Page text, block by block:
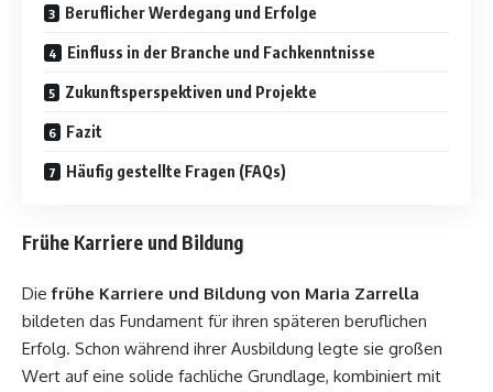
Beruflicher Werdegang und Erfolge
Einfluss in der Branche und Fachkenntnisse
Zukunftsperspektiven und Projekte
Fazit
Häufig gestellte Fragen (FAQs)
Frühe Karriere und Bildung
Diefrühe Karriere und Bildung von Maria Zarrella
bildeten das Fundament für ihren späteren beruflichen
Erfolg. Schon während ihrer Ausbildung legte sie großen
Wert auf eine solide fachliche Grundlage, kombiniert mit